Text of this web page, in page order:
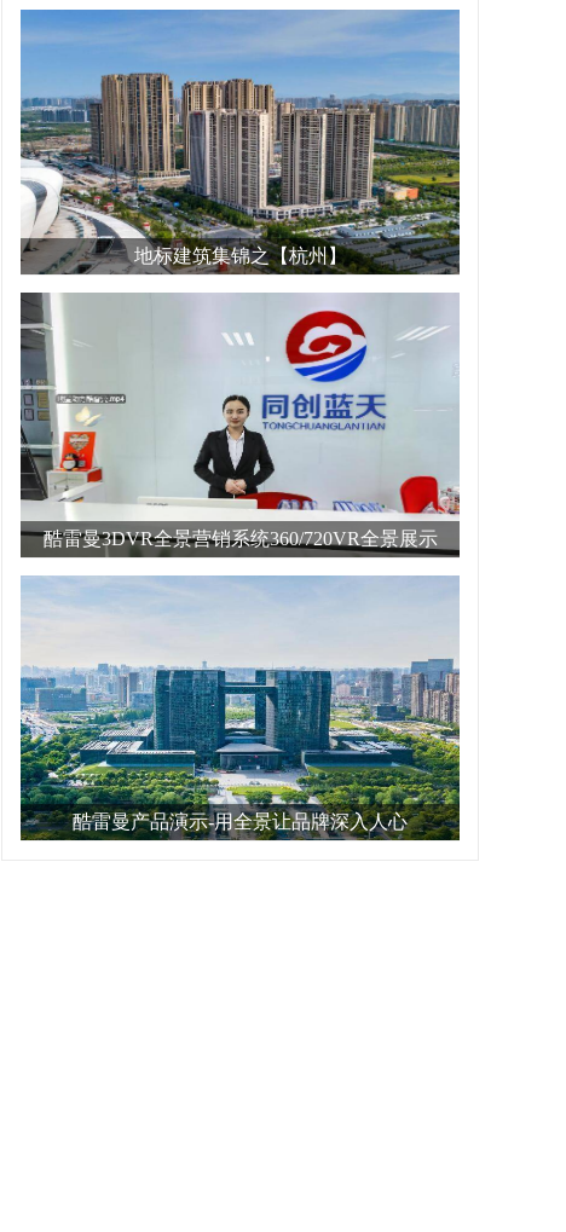
地标建筑集锦之【杭州】
酷雷曼3DVR全景营销系统360/720VR全景展示
酷雷曼产品演示-用全景让品牌深入人心